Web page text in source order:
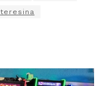
teresina